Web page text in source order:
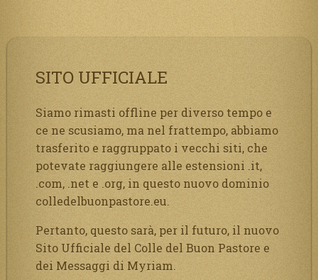
SITO UFFICIALE
Siamo rimasti offline per diverso tempo e
ce ne scusiamo, ma nel frattempo, abbiamo
trasferito e raggruppato i vecchi siti, che
potevate raggiungere alle estensioni .it,
.com, .net e .org, in questo nuovo dominio
colledelbuonpastore.eu.
Pertanto, questo sarà, per il futuro, il nuovo
Sito Ufficiale del Colle del Buon Pastore e
dei Messaggi di Myriam.